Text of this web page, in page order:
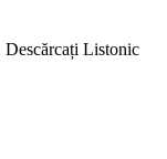
Listonic